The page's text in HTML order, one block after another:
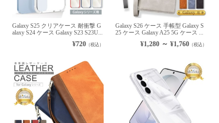
Galaxy S25 クリアケース 耐衝撃 G
alaxy S24 ケース Galaxy S23 S23U...
¥720（税込）
Galaxy S26 ケース 手帳型 Galaxy S
25 ケース Galaxy A25 5G ケース ...
¥1,280 ～ ¥1,760 （税込）